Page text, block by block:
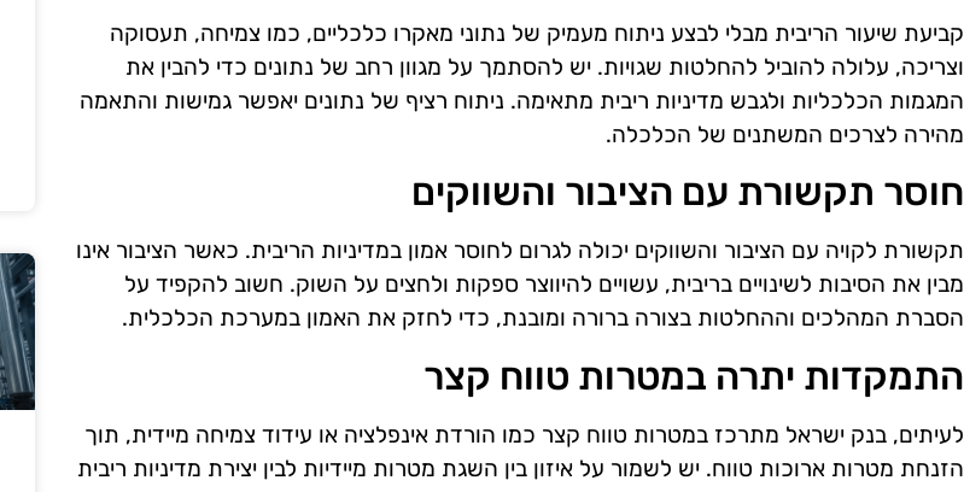
קביעת שיעור הריבית מבלי לבצע ניתוח מעמיק של נתוני מאקרו כלכליים, כמו צמיחה, תעסוקה
וצריכה, עלולה להוביל להחלטות שגויות. יש להסתמך על מגוון רחב של נתונים כדי להבין את
המגמות הכלכליות ולגבש מדיניות ריבית מתאימה. ניתוח רציף של נתונים יאפשר גמישות והתאמה
מהירה לצרכים המשתנים של הכלכלה.
חוסר תקשורת עם הציבור והשווקים
תקשורת לקויה עם הציבור והשווקים יכולה לגרום לחוסר אמון במדיניות הריבית. כאשר הציבור אינו
מבין את הסיבות לשינויים בריבית, עשויים להיווצר ספקות ולחצים על השוק. חשוב להקפיד על
הסברת המהלכים וההחלטות בצורה ברורה ומובנת, כדי לחזק את האמון במערכת הכלכלית.
התמקדות יתרה במטרות טווח קצר
לעיתים, בנק ישראל מתרכז במטרות טווח קצר כמו הורדת אינפלציה או עידוד צמיחה מיידית, תוך
הזנחת מטרות ארוכות טווח. יש לשמור על איזון בין השגת מטרות מיידיות לבין יצירת מדיניות ריבית